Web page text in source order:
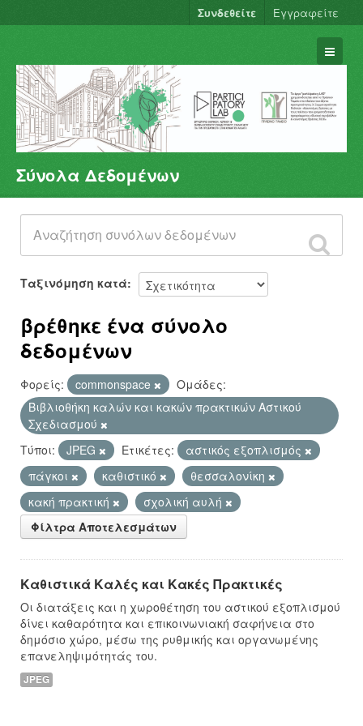
Συνδεθείτε Εγγραφείτε
Σύνολα Δεδομένων
Φορείς
Ομάδες
Σχετικά
Σύνολα Δεδομένων
Ταξινόμηση κατά
βρέθηκε ένα σύνολο
δεδομένων
Φορείς: commonspace
Ομάδες:
Βιβλιοθήκη καλών και κακών πρακτικών Αστικού
Σχεδιασμού
Τύποι:
JPEG Ετικέτες:
αστικός εξοπλισμός
πάγκοι
καθιστικό
θεσσαλονίκη
κακή πρακτική
σχολική αυλή
Φίλτρα Αποτελεσμάτων
Καθιστικά Καλές και Κακές Πρακτικές
Οι διατάξεις και η χωροθέτηση του αστικού εξοπλισμού
δίνει καθαρότητα και επικοινωνιακή σαφήνεια στο
δημόσιο χώρο, μέσω της ρυθμικής και οργανωμένης
επανεληψιμότητάς του.
JPEG